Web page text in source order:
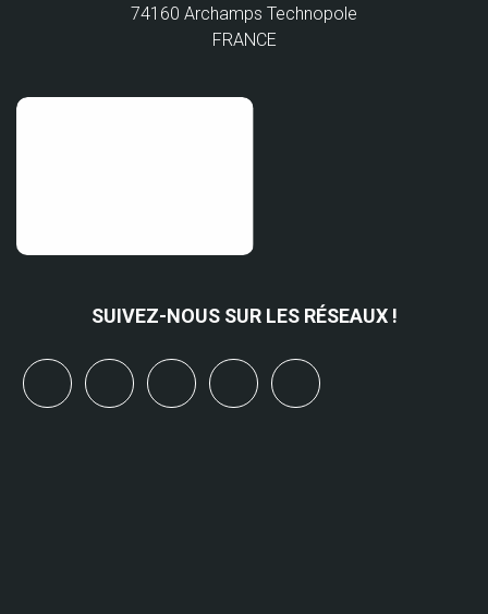
74160 Archamps Technopole
FRANCE
SUIVEZ-NOUS SUR LES RÉSEAUX !
linkedinyoutubebluesky mastodon